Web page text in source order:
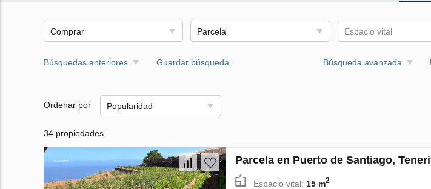
Comprar Parcela Espacio vital
Búsquedas anteriores Guardar búsqueda Búsqueda avanzada
Ordenar por Popularidad
34 propiedades
Parcela en Puerto de Santiago,
Espacio vital: 15 m2